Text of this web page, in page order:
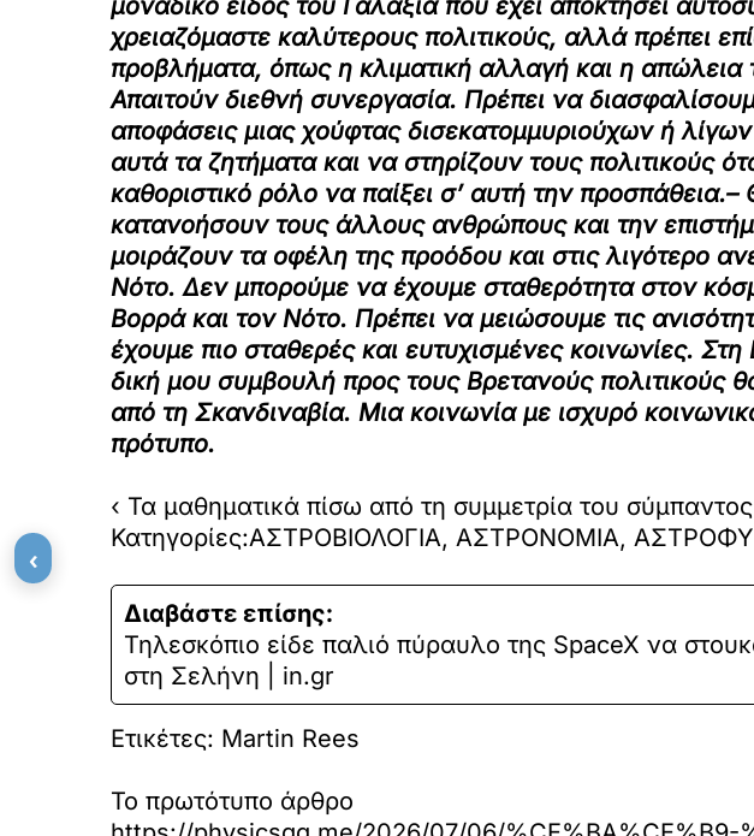
μοναδικό είδος του Γαλαξία που έχει αποκτήσει
χρειαζόμαστε καλύτερους πολιτικούς, αλλά πρέπει
προβλήματα, όπως η κλιματική αλλαγή και η απώλεια
Απαιτούν διεθνή συνεργασία. Πρέπει να
αποφάσεις μιας χούφτας δισεκατομμυριούχων ή
αυτά τα ζητήματα και να στηρίζουν τους
καθοριστικό ρόλο να παίξει σ’ αυτή την
κατανοήσουν τους άλλους ανθρώπους και την
μοιράζουν τα οφέλη της προόδου και στις λιγότερο
Νότο. Δεν μπορούμε να έχουμε σταθερότητα στον
Βορρά και τον Νότο. Πρέπει να μειώσουμε τις
έχουμε πιο σταθερές και ευτυχισμένες κοινωνίες.
δική μου συμβουλή προς τους Βρετανούς πολιτικούς
από τη Σκανδιναβία. Μια κοινωνία με ισχυρό
πρότυπο.
‹ Τα μαθηματικά πίσω από τη συμμετρία του σύμπαντος
Κατηγορίες:ΑΣΤΡΟΒΙΟΛΟΓΙΑ, ΑΣΤΡΟΝΟΜΙΑ,
Διαβάστε επίσης:
Τηλεσκόπιo είδε παλιό πύραυλο της SpaceX να
στη Σελήνη | in.gr
Ετικέτες: Martin Rees
Το πρωτότυπο άρθρο
‹